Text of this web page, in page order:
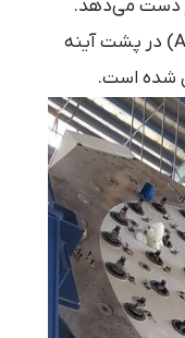
دست می‌دهد.
این سازه از ۶۰ عملگر (Actuator) در پشت آینه